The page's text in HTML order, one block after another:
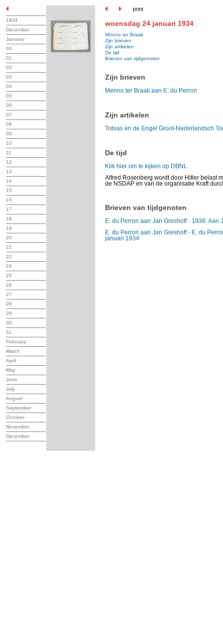
print
1934
December
January
00
01
02
03
04
05
06
07
08
09
10
11
12
13
14
15
16
17
18
19
20
21
22
24
25
26
27
28
29
30
31
February
March
April
May
June
July
August
September
October
November
December
woensdag 24 januari 1934
Menno ter Braak
Zijn brieven
Zijn artikelen
De tijd
Brieven van tijdgenoten
Zijn brieven
Menno ter Braak aan E. du Perron
Zijn artikelen
Tobias en de Engel Groot-Nederlandsch
De tijd
Klik hier om te kijken op DBNL
Alfred Rosenberg wordt door Hitler belast
de NSDAP en van de organisatie Kraft
Brieven van tijdgenoten
E. du Perron aan Jan Greshoff - 1938. Aan
E. du Perron aan Jan Greshoff - E. du
januari 1934